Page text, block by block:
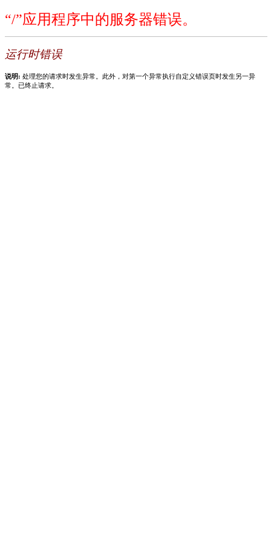
“/”应用程序中的服务器错误。
运行时错误
说明: 处理您的请求时发生异常。此外，对第一个异常执行自定义错误页时发生另一异
常。已终止请求。